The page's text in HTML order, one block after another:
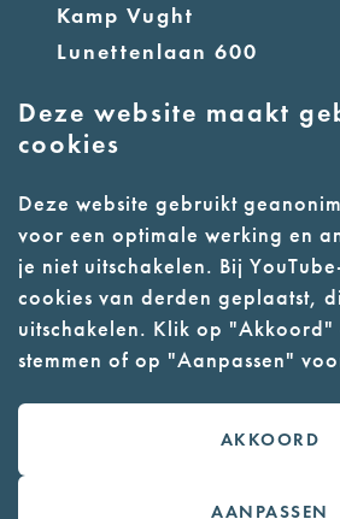
Deze website maakt
cookies
Deze website gebruikt
voor een optimale werking en
je niet uitschakelen. Bij
cookies van derden geplaatst,
uitschakelen. Klik op "Akkoord"
stemmen of op "Aanpassen"
AKKOORD
AANPASSEN
Kamp Vught
Lunettenlaan 600
T: 073 6566764
- Parkeer in de vakken
parkeergarage (begane
- Alleen geleidehonden